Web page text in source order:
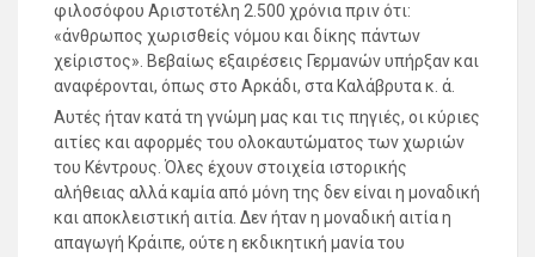
φιλοσόφου Αριστοτέλη 2.500 χρόνια πριν ότι:
«άνθρωπος χωρισθείς νόμου και δίκης πάντων
χείριστος». Βεβαίως εξαιρέσεις Γερμανών υπήρξαν και
αναφέρονται, όπως στο Αρκάδι, στα Καλάβρυτα κ. ά.
Αυτές ήταν κατά τη γνώμη μας και τις πηγιές, οι κύριες
αιτίες και αφορμές του ολοκαυτώματος των χωριών
του Κέντρους. Όλες έχουν στοιχεία ιστορικής
αλήθειας αλλά καμία από μόνη της δεν είναι η μοναδική
και αποκλειστική αιτία. Δεν ήταν η μοναδική αιτία η
απαγωγή Κράιπε, ούτε η εκδικητική μανία του